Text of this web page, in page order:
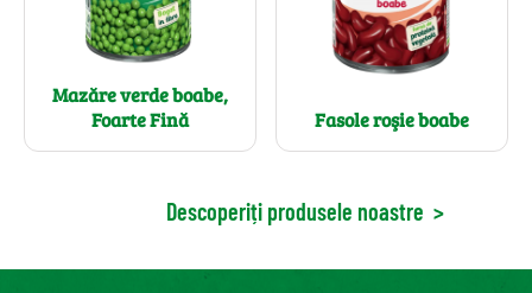
Mazăre verde boabe,
Foarte Fină
Fasole roşie boabe
Descoperiți produsele noastre >